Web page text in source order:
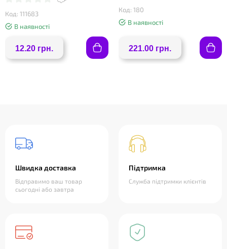
Код: 111683
В наявності
12.20 грн.
Код: 180
В наявності
221.00 грн.
Швидка доставка
Відправимо ваш товар
сьогодні або завтра
Підтримка
Служба підтримки клієнтів